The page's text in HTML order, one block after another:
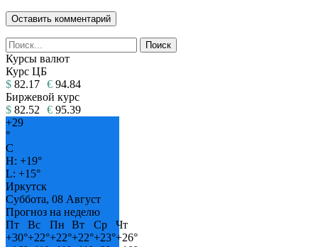
Курсы валют
Курс ЦБ
$ 82.17 € 94.84
Биржевой курс
$ 82.52 € 95.39
+29
°
C
H: +19°
L: +15°
Иркутск
Суббота, 08 Август
Прогноз на неделю
Пт
Вс Пн Вт Ср
Чт
+30°+22°+22°+22°+23°+26°